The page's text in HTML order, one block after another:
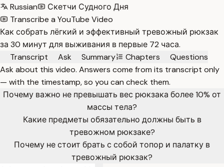
Russian
Скетчи Судного Дня
Transcribe a YouTube Video
Как собрать лёгкий и эффективный тревожный рюкзак
за 30 минут для выживания в первые 72 часа.
Transcript
Ask Summary Chapters
Questions
Ask about this video. Answers come from its transcript only
— with the timestamp, so you can check them.
Почему важно не превышать вес рюкзака более 10% от
массы тела?
Какие предметы обязательно должны быть в
тревожном рюкзаке?
Почему не стоит брать с собой топор и палатку в
тревожный рюкзак?